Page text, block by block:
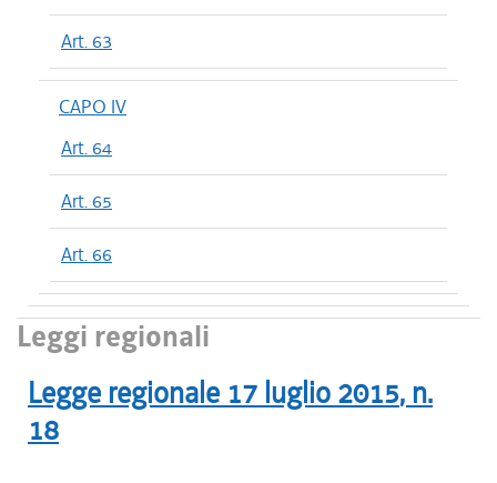
Art. 63
CAPO IV
Art. 64
Art. 65
Art. 66
Leggi regionali
Legge regionale 17 luglio 2015, n.
18